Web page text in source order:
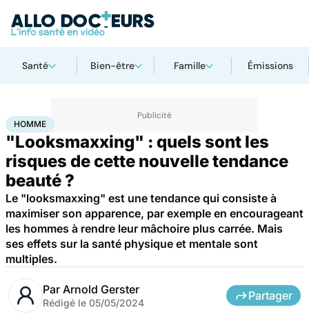
Santé Bien-être Famille Émissions
AccueilSanté
HOMME
"Looksmaxxing" : quels sont les
risques de cette nouvelle tendance
beauté ?
Le "looksmaxxing" est une tendance qui consiste à
maximiser son apparence, par exemple en encourageant
les hommes à rendre leur mâchoire plus carrée. Mais
ses effets sur la santé physique et mentale sont
multiples.
Par Arnold Gerster
Rédigé le 05/05/2024
Partager